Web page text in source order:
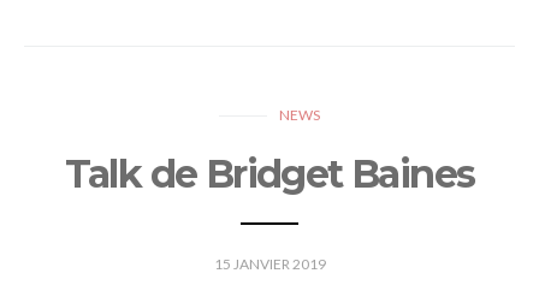
NEWS
Talk de Bridget Baines
15 JANVIER 2019